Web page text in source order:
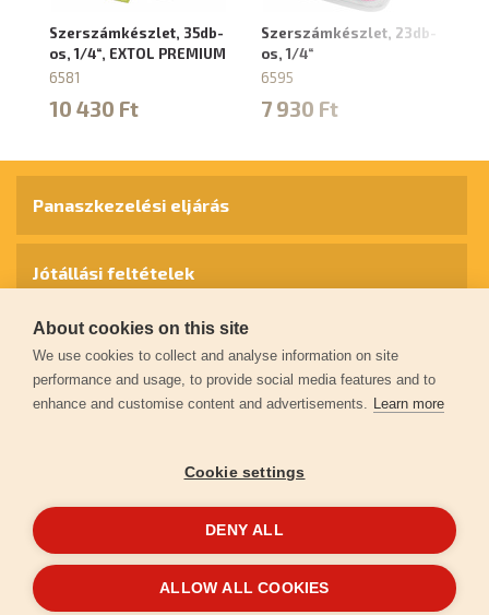
Szerszámkészlet, 35db-
os, 1/4“, EXTOL PREMIUM
6581
10 430 Ft
Szerszámkészlet, 23db-
os, 1/4“
6595
7 930 Ft
© 2026extol.hu- Minden jog fenntartva
Panaszkezelési eljárás
Jótállási feltételek
Személyes adatok védelme
Kapcsolat
Garancia regisztráció
LétrehoztaFEO
About cookies on this site
We use cookies to collect and analyse information on site
performance and usage, to provide social media features and to
enhance and customise content and advertisements. Learn more
Cookie settings
DENY ALL
ALLOW ALL COOKIES